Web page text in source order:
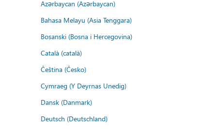
Azərbaycan (Azərbaycan)
Bahasa Melayu (Asia Tenggara)
Bosanski (Bosna i Hercegovina)
Català (català)
Čeština (Česko)
Cymraeg (Y Deyrnas Unedig)
Dansk (Danmark)
Deutsch (Deutschland)